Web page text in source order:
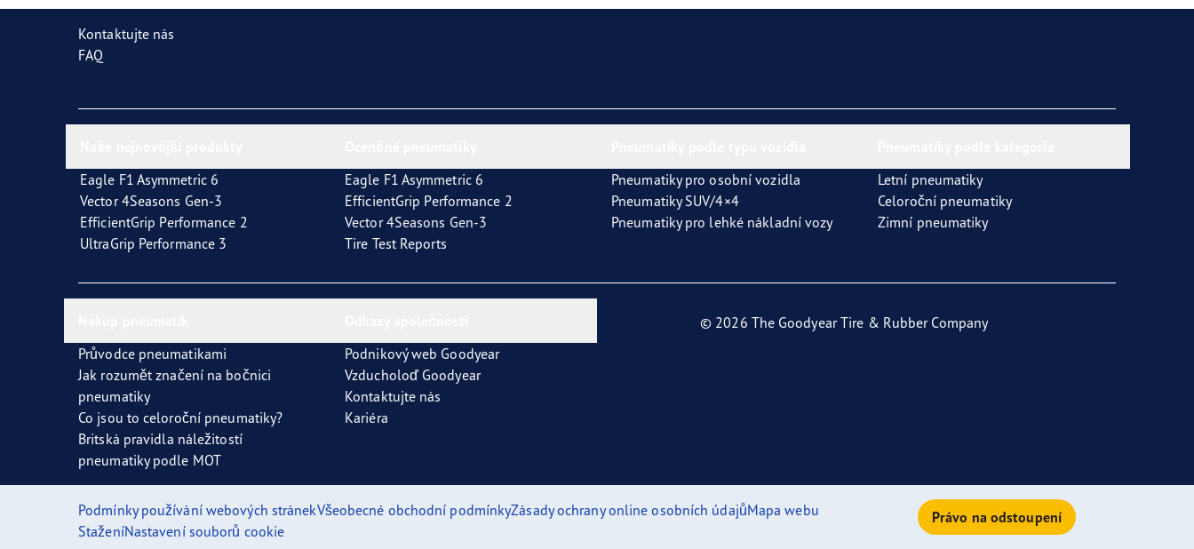
Kontaktujte nás
FAQ
Eagle F1 Asymmetric 6
Vector 4Seasons Gen-3
EfficientGrip Performance 2
UltraGrip Performance 3
Eagle F1 Asymmetric 6
EfficientGrip Performance 2
Vector 4Seasons Gen-3
Tire Test Reports
Pneumatiky pro osobní vozidla
Pneumatiky SUV/4×4
Pneumatiky pro lehké nákladní vozy
Letní pneumatiky
Celoroční pneumatiky
Zimní pneumatiky
Průvodce pneumatikami
Jak rozumět značení na bočnici
pneumatiky
Co jsou to celoroční pneumatiky?
Britská pravidla náležitostí
pneumatiky podle MOT
Podnikový web Goodyear
Vzducholoď Goodyear
Kontaktujte nás
Kariéra
© 2026 The Goodyear Tire & Rubber Company
Podmínky používání webových stránekVšeobecné obchodní podmínkyZásady ochrany online osobních údajůMapa webu
StaženíNastavení souborů cookie
Právo na odstoupení